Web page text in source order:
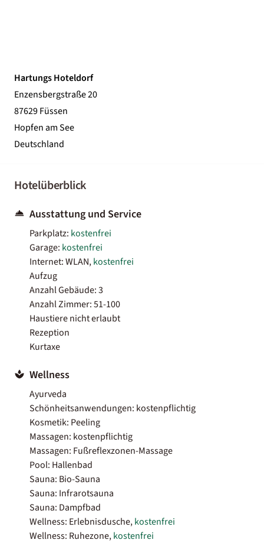
Hartungs Hoteldorf
Enzensbergstraße 20
87629 Füssen
Hopfen am See
Deutschland
Hotelüberblick
Ausstattung und Service
Parkplatz: kostenfrei
Garage: kostenfrei
Internet: WLAN,kostenfrei
Aufzug
Anzahl Gebäude: 3
Anzahl Zimmer: 51-100
Haustiere nicht erlaubt
Rezeption
Kurtaxe
Wellness
Ayurveda
Schönheitsanwendungen: kostenpflichtig
Kosmetik: Peeling
Massagen: kostenpflichtig
Massagen: Fußreflexzonen-Massage
Pool: Hallenbad
Sauna: Bio-Sauna
Sauna: Infrarotsauna
Sauna: Dampfbad
Wellness: Erlebnisdusche,kostenfrei
Wellness: Ruhezone,kostenfrei